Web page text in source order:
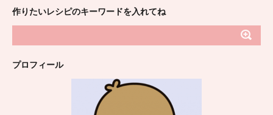
作りたいレシピのキーワードを入れてね
プロフィール